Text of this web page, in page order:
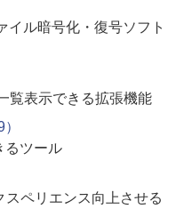
イル暗号化・復号ソフト
覧表示できる拡張機能
るツール
スペリエンス向上させる